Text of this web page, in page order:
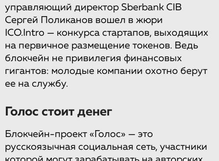
управляющий директор Sberbank CIB
Сергей Поликанов вошел в жюри
ICO.Intro — конкурса стартапов, выходящих
на первичное размещение токенов. Ведь
блокчейн не привилегия финансовых
гигантов: молодые компании охотно берут
ее на службу.
Голос стоит денег
Блокчейн-проект «Голос» — это
русскоязычная социальная сеть, участники